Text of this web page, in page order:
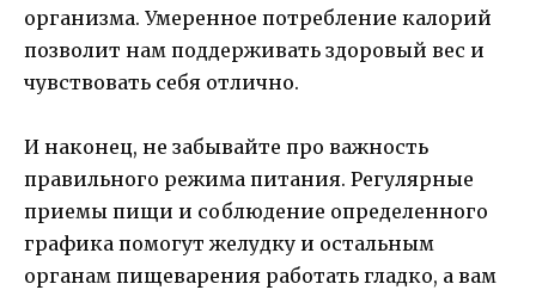
организма. Умеренное потребление калорий
позволит нам поддерживать здоровый вес и
чувствовать себя отлично.
И наконец, не забывайте про важность
правильного режима питания. Регулярные
приемы пищи и соблюдение определенного
графика помогут желудку и остальным
органам пищеварения работать гладко, а вам